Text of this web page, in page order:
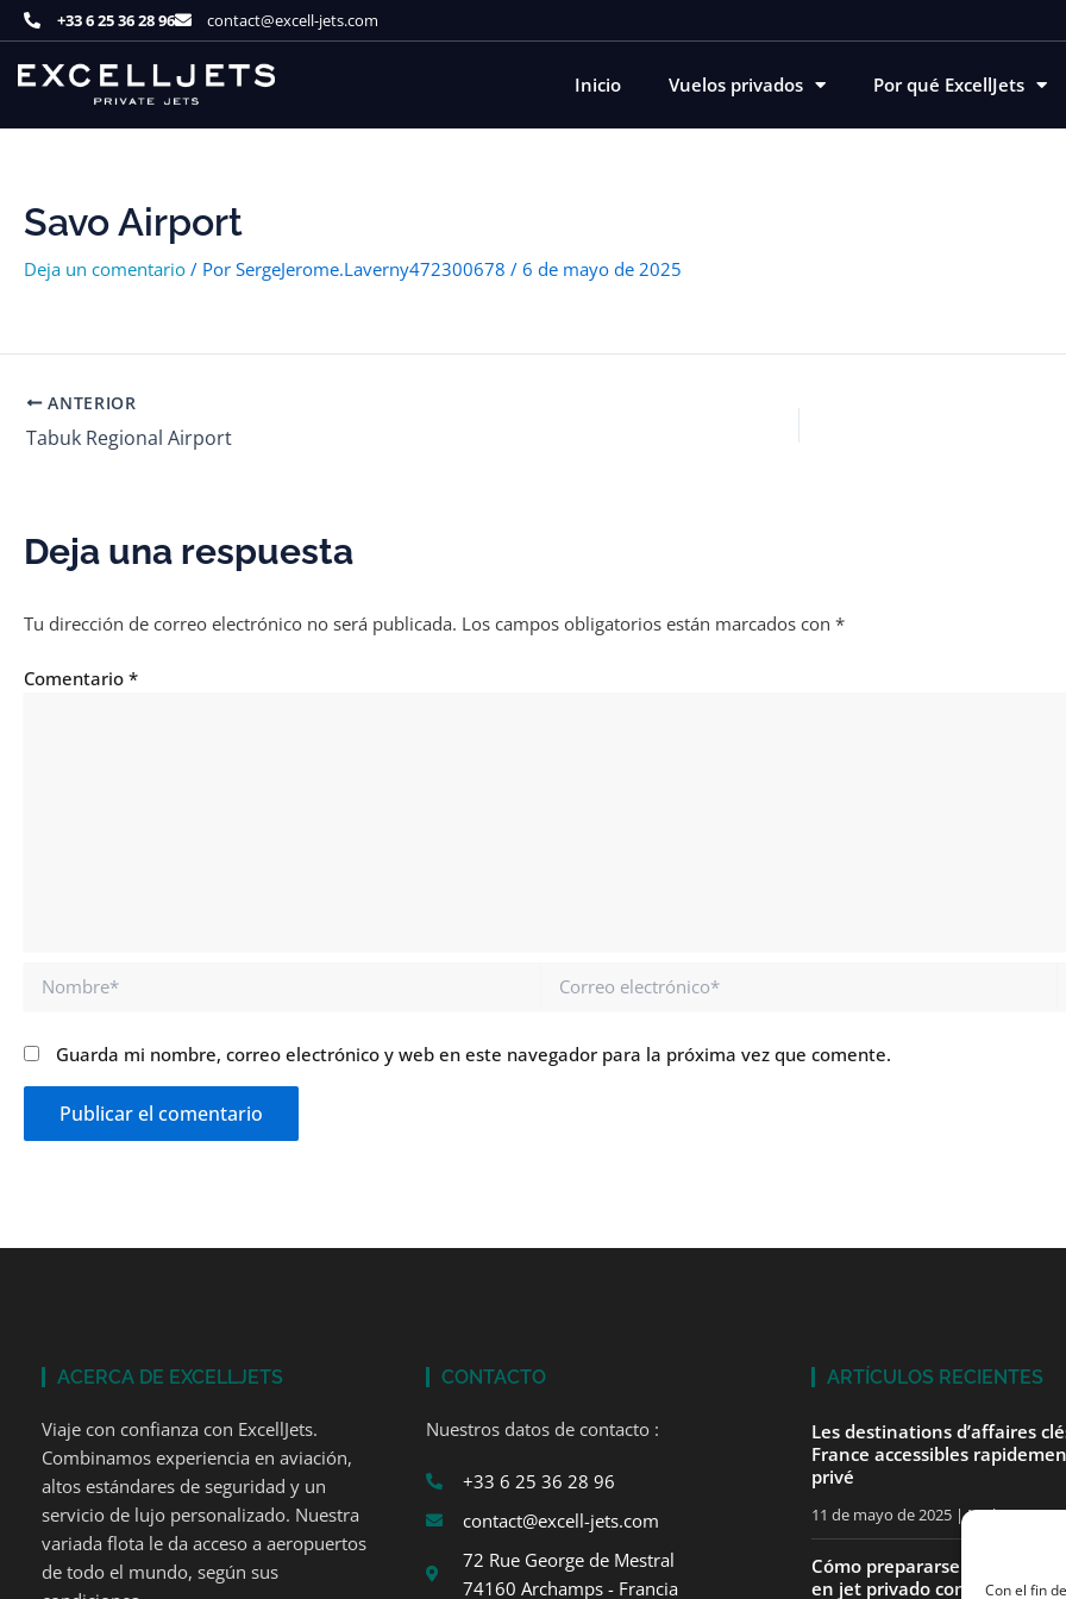
Con el fin
al
contenido
+33 6 25 36 28 96 contact@excell-jets.com
Inicio Vuelos privados Por qué ExcellJets
Savo Airport
Deja un comentario / Por SergeJerome.Laverny472300678 / 6 de mayo de 2025
ANTERIOR
Tabuk Regional Airport
Deja una respuesta
Tu dirección de correo electrónico no será publicada. Los campos obligatorios están marcados con *
Comentario *
Nombre*
Correo
Guarda mi nombre, correo electrónico y web en este navegador para la próxima vez que comente.
ACERCA DE EXCELLJETS
Viaje con confianza con ExcellJets.
Combinamos experiencia en aviación,
altos estándares de seguridad y un
servicio de lujo personalizado. Nuestra
variada flota le da acceso a aeropuertos
de todo el mundo, según sus
CONTACTO
Nuestros datos de contacto :
+33 6 25 36 28 96
contact@excell-jets.com
72 Rue George de Mestral
74160 Archamps - Francia
ARTÍCULOS RECIENTES
Les destinations d’affaires
France accessibles
privé
11 de mayo de 2025 No hay
Cómo prepararse para su
en jet privado con ExcellJets